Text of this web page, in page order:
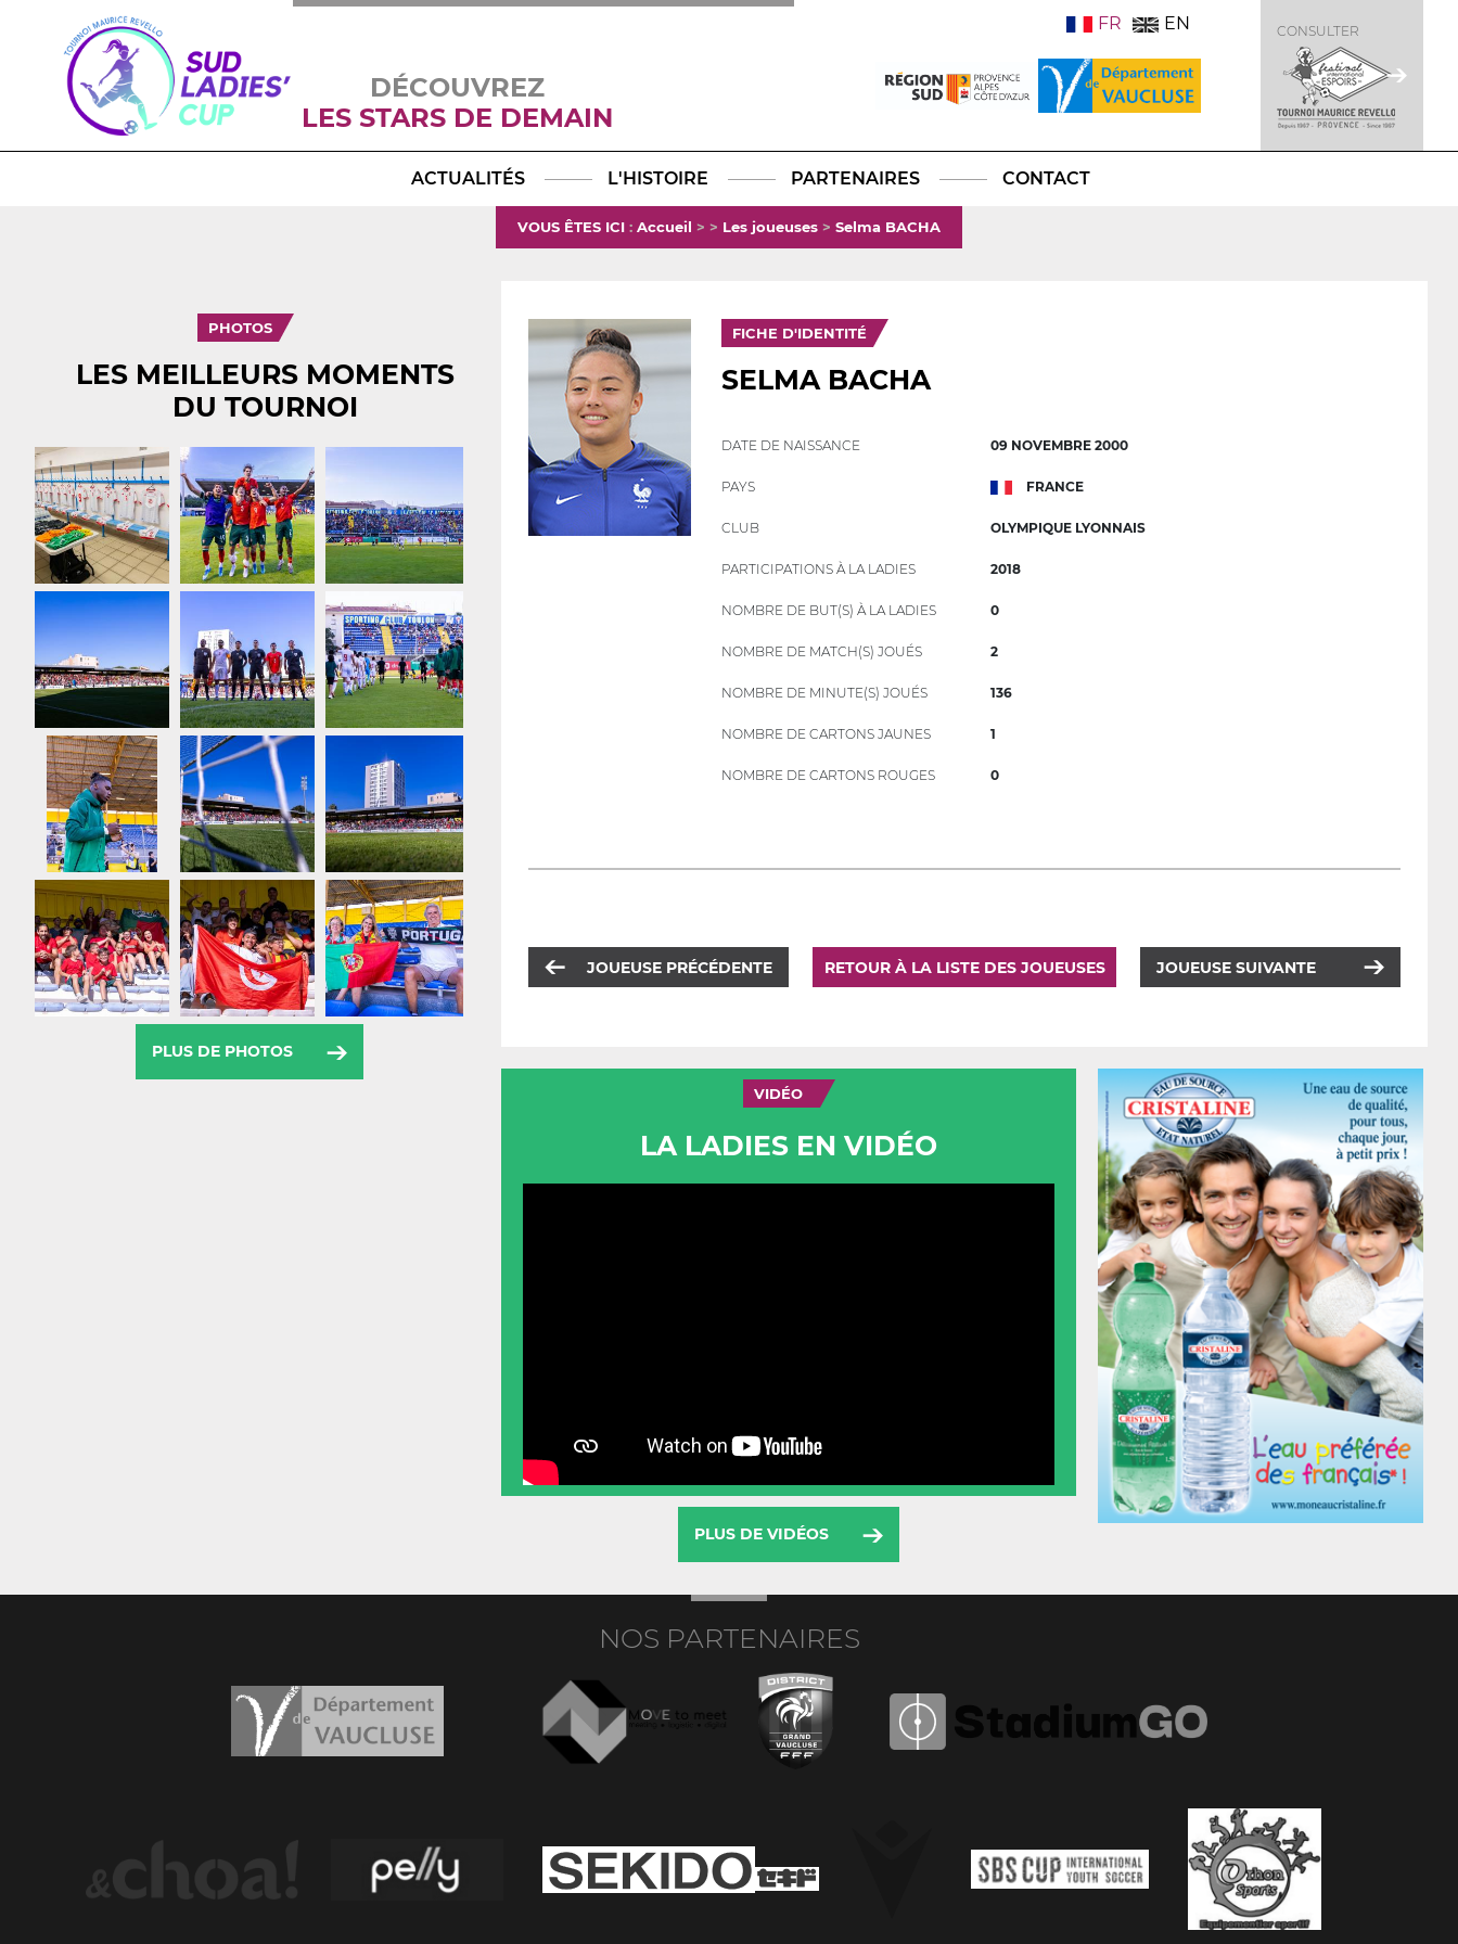
DÉCOUVREZ
LES STARS DE DEMAIN
TikTokLinkedIn
X
FR EN CONSULTER
ACTUALITÉS L'HISTOIRE PARTENAIRES CONTACT
VOUS ÊTES ICI : Accueil > > Les joueuses > Selma BACHA
PHOTOS
LES MEILLEURS MOMENTS
DU TOURNOI
PLUS DE PHOTOS
FICHE D'IDENTITÉ
SELMA BACHA
DATE DE NAISSANCE 09 NOVEMBRE 2000
PAYS FRANCE
CLUB OLYMPIQUE LYONNAIS
PARTICIPATIONS À LA LADIES 2018
NOMBRE DE BUT(S) À LA LADIES 0
NOMBRE DE MATCH(S) JOUÉS 2
NOMBRE DE MINUTE(S) JOUÉS 136
NOMBRE DE CARTONS JAUNES 1
NOMBRE DE CARTONS ROUGES 0
JOUEUSE PRÉCÉDENTE RETOUR À LA LISTE DES JOUEUSES JOUEUSE SUIVANTE
VIDÉO
LA LADIES EN VIDÉO
PLUS DE VIDÉOS
NOS PARTENAIRES